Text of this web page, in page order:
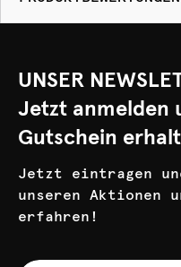
UNSER
Jetzt anmelden
Gutschein
Jetzt eintragen
unseren Aktionen
erfahren!